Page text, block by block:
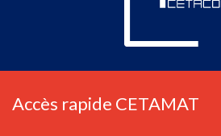
Accès rapide CETAMAT